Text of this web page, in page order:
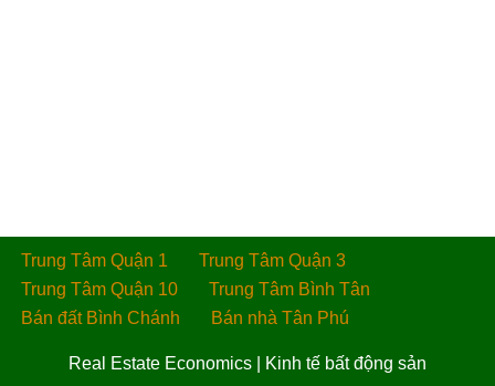
Trung Tâm Quận 1
Trung Tâm Quận 3
Trung Tâm Quận 10
Trung Tâm Bình Tân
Bán đất Bình Chánh
Bán nhà Tân Phú
Real Estate Economics Kinh tế bất động sản